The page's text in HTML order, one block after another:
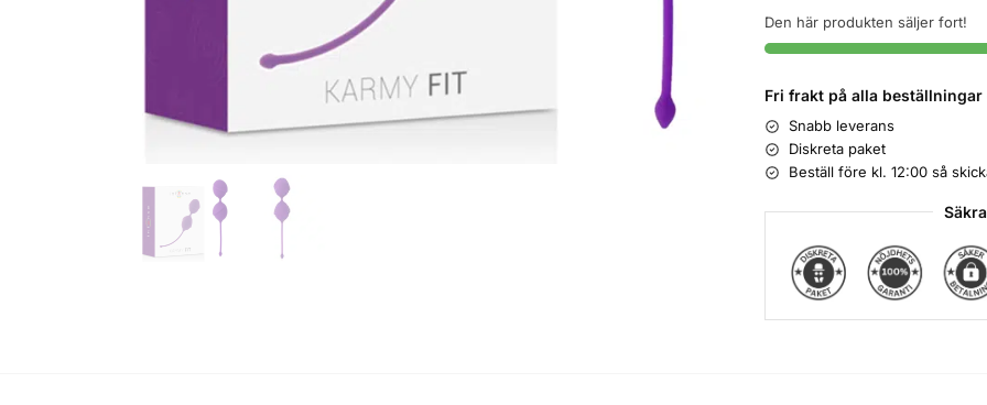
Den här produkten säljer fort!
Fri frakt på alla
Snabb leverans
Diskreta paket
Beställ före kl. 12:00 så